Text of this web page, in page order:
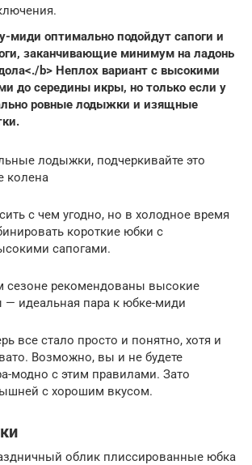
миди оптимально подойдут сапоги и
заканчивающие минимум на ладонь
b> Неплох вариант с высокими
до середины икры, но только если у
ровные лодыжки и изящные
лодыжки, подчеркивайте это
колена
с чем угодно, но в холодное время
короткие юбки с
сапогами.
сезоне рекомендованы высокие
— идеальная пара к юбке-миди
все стало просто и понятно, хотя и
Возможно, вы и не будете
модно с этим правилами. Зато
с хорошим вкусом.
облик плиссированные юбка